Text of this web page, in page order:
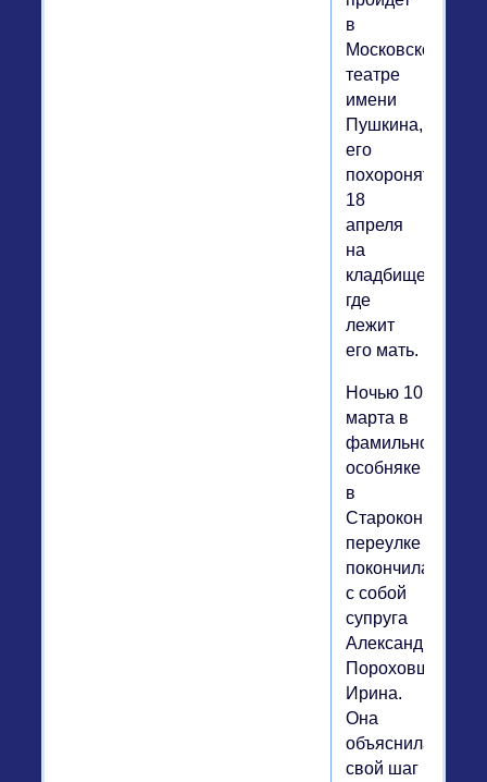
в
Московском
театре
имени
Пушкина,
его
похоронят
18
апреля
на
кладбище,
где
лежит
его мать.
Ночью 10
марта в
фамильном
особняке
в
переулке
покончила
с собой
супруга
Александра
Пороховщикова
Ирина.
Она
объяснила
свой шаг